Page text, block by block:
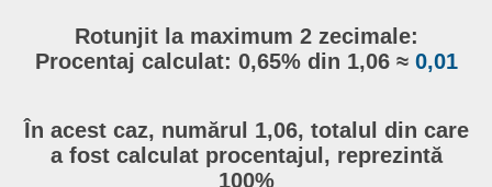
Rotunjit la maximum 2 zecimale:
Procentaj calculat: 0,65% din 1,06 ≈ 0,01
În acest caz, numărul 1,06, totalul din care
a fost calculat procentajul, reprezintă
100%